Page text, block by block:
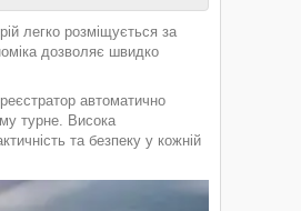
легко розміщується за
дозволяє швидко
автоматично
турне. Висока
та безпеку у кожній